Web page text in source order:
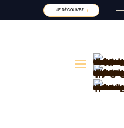
JE DÉCOUVRE